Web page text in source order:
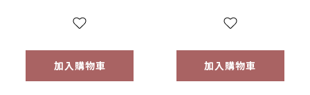
寶寶粥( 蓮藕雞肉粥
加入購物車 加入購物車